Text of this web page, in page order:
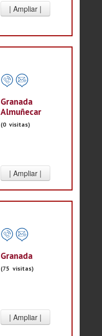
Granada
Almuñecar
(0 visitas)
Granada
(75 visitas)